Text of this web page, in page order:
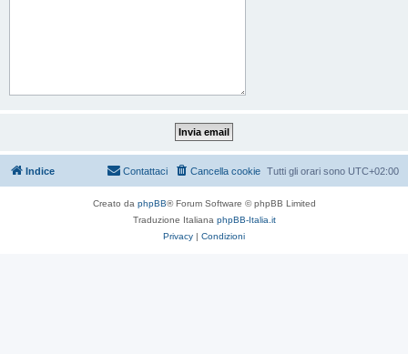
Indice Tutti gli orari sono UTC+02:00
Cancella cookie
Contattaci
Creato da phpBB® Forum Software © phpBB Limited
Traduzione Italiana phpBB-Italia.it
Privacy | Condizioni